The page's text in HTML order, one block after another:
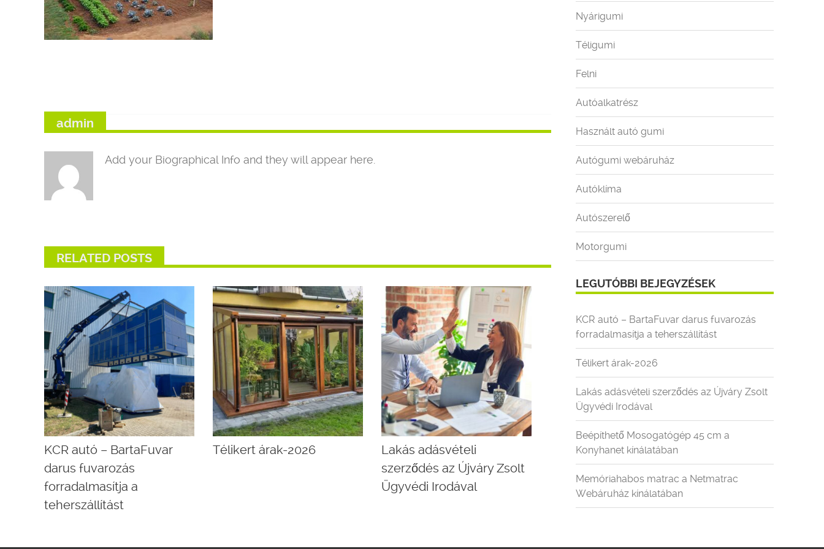
admin
Add your Biographical Info and they will appear here.
RELATED POSTS
KCR autó – BartaFuvar
darus fuvarozás
forradalmasítja a
teherszállítást
Télikert árak-2026
Lakás adásvételi
szerződés az Újváry Zsolt
Ügyvédi Irodával
Nyárigumi
Téligumi
Felni
Autóalkatrész
Használt autó gumi
Autógumi webáruház
Autóklíma
Autószerelő
Motorgumi
LEGUTÓBBI BEJEGYZÉSEK
KCR autó – BartaFuvar darus fuvarozás
forradalmasítja a teherszállítást
Télikert árak-2026
Lakás adásvételi szerződés az Újváry Zsolt
Ügyvédi Irodával
Beépíthető Mosogatógép 45 cm a
Konyhanet kínálatában
Memóriahabos matrac a Netmatrac
Webáruház kínálatában